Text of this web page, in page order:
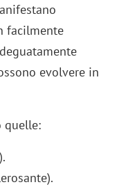
facilmente
evolvere in
quelle: